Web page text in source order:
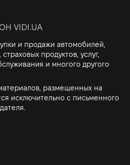
VIDI.UA
и продажи автомобилей,
продуктов, услуг,
и многого другого
размещенных на
исключительно с письменного